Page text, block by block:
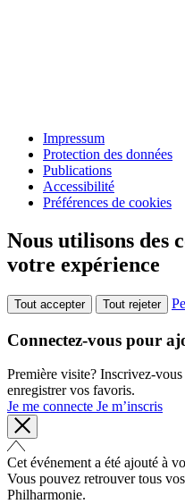
Impressum
Protection des données
Publications
Accessibilité
Préférences de cookies
Nous utilisons des
votre expérience
Tout accepter Tout rejeter
Connectez-vous pour
Première visite? Inscrivez-
enregistrer vos favoris.
Je me connecte Je m’inscris
Cet événement a été ajouté à
Vous pouvez retrouver tous
Philharmonie.